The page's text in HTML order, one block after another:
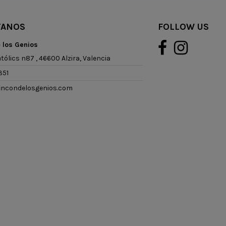
los Genios
n87 , 46600 Alzira, Valencia
FOLLOW US